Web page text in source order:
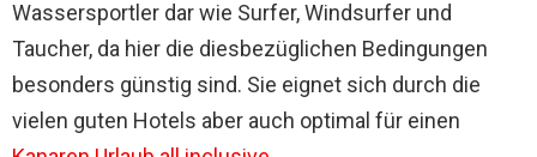
Wassersportler dar wie Surfer, Windsurfer und
Taucher, da hier die diesbezüglichen Bedingungen
besonders günstig sind. Sie eignet sich durch die
vielen guten Hotels aber auch optimal für einen